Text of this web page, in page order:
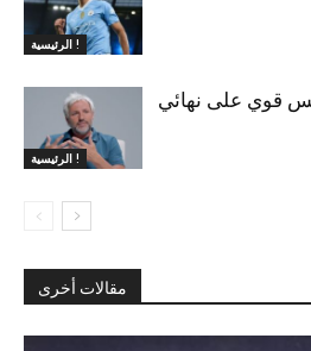
الرئيسية !
الرئيسية !
قوي على نهائي
مقالات أخرى